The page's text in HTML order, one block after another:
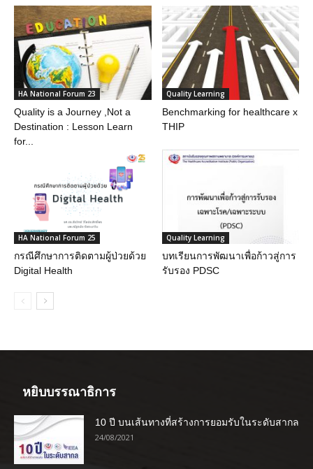
HA National Forum 23
Quality is a Journey ,Not a
Destination : Lesson Learn
for...
Quality Learning
Benchmarking for healthcare x
THIP
HA National Forum 25
กรณีศึกษาการติดตามผู้ป่วยด้วย
Digital Health
Quality Learning
บทเรียนการพัฒนาเพื่อก้าวสู่การ
รับรอง PDSC
หยิบบรรณาธิการ
10 ปี บนเส้นทางที่สร้างการยอมรับในระดับสากล
24/08/2021